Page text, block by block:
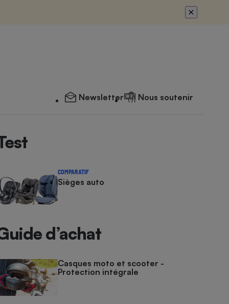
Newsletter Nous soutenir
COMPARATIF
Sièges auto
d’achat
Casques moto et scooter -
Protection intégrale